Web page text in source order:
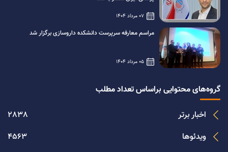
07 مرداد 1404
مراسم معارفه سرپرست دانشکده داروسازی برگزار شد
05 مرداد 1404
گروه‌های محتوایی براساس تعداد مطلب
اخبار برتر
2838
ویدئوها
4563